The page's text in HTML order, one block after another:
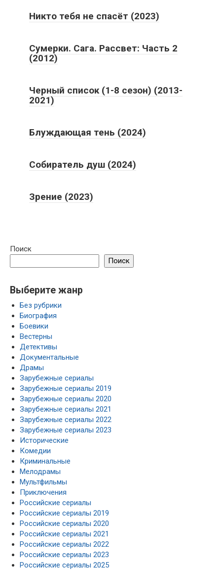
Никто тебя не спасёт (2023)
Сумерки. Сага. Рассвет: Часть 2
(2012)
Черный список (1-8 сезон) (2013-
2021)
Блуждающая тень (2024)
Собиратель душ (2024)
Зрение (2023)
Поиск
Поиск
Выберите жанр
Без рубрики
Биография
Боевики
Вестерны
Детективы
Документальные
Драмы
Зарубежные сериалы
Зарубежные сериалы 2019
Зарубежные сериалы 2020
Зарубежные сериалы 2021
Зарубежные сериалы 2022
Зарубежные сериалы 2023
Исторические
Комедии
Криминальные
Мелодрамы
Мультфильмы
Приключения
Российские сериалы
Российские сериалы 2019
Российские сериалы 2020
Российские сериалы 2021
Российские сериалы 2022
Российские сериалы 2023
Российские сериалы 2025